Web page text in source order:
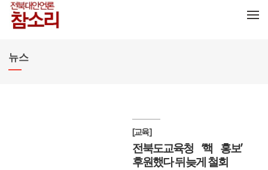
뉴스
[교육]
전북도교육청 ‘핵 홍보’
후원했다 뒤늦게 철회